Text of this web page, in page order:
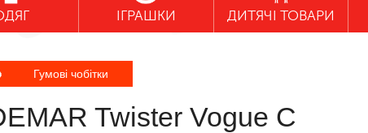
ІГРАШКИ ДИТЯЧІ ТОВАРИ
Гумові чобітки
Twister Vogue C